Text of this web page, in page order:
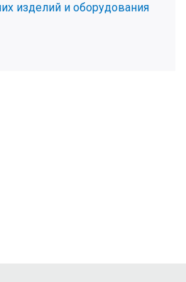
изделий и оборудования